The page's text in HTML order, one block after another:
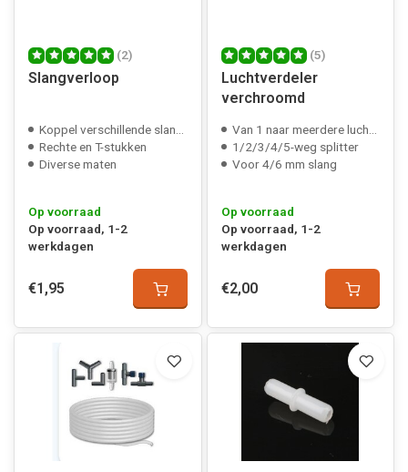
(2)
Slangverloop
Koppel verschillende slang maten
Rechte en T-stukken
Diverse maten
Op voorraad
Op voorraad, 1-2
werkdagen
€1,95
(5)
Luchtverdeler
verchroomd
Van 1 naar meerdere luchtslangen
1/2/3/4/5-weg splitter
Voor 4/6 mm slang
Op voorraad
Op voorraad, 1-2
werkdagen
€2,00